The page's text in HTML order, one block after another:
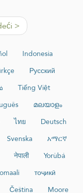
>
Indonesia
Русский
Tiếng Việt
മലയാളം
ไทย
Deutsch
Svenska
አማርኛ
नेपाली
Yorùbá
тоҷикӣ
Čeština
Moore